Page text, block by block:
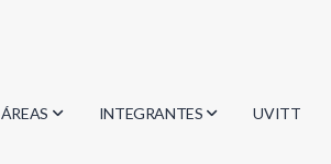
ÁREAS INTEGRANTES UVITT